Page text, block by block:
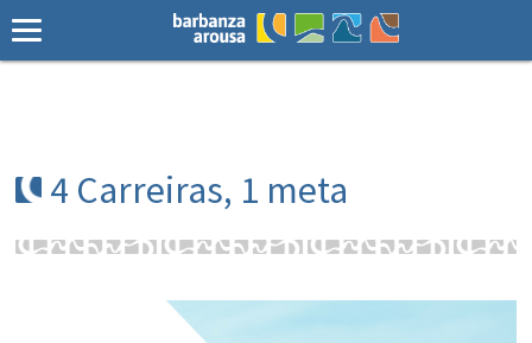
4 Carreiras, 1 meta